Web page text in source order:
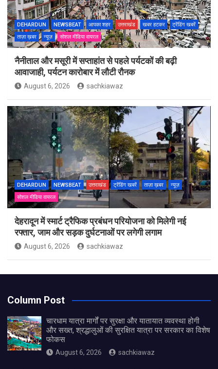
DEHARDUN NEWSBEAT आपका शहर उत्तराखंड खबर हटकर
ट्रेंडिंग खबरें
ताज़ा ख़बर
न्यूज़ सोशल मीडिया वायरल
नैनीताल और मसूरी में सप्ताहांत से पहले पर्यटकों की बढ़ी
आवाजाही, पर्यटन कारोबार में लौटी रौनक
August 6, 2026 sachkiawaz
DEHARDUN NEWSBEAT उत्तराखंड ट्रेंडिंग खबरें ताज़ा ख़बर
न्यूज़
सोशल मीडिया वायरल
देहरादून में स्मार्ट ट्रैफिक प्रबंधन परियोजना को मिलेगी नई
रफ्तार, जाम और सड़क दुर्घटनाओं पर लगेगी लगाम
August 6, 2026 sachkiawaz
Column Post
चारधाम यात्रा मार्गों पर सुरक्षा और यातायात व्यवस्था होगी
और सख्त, श्रद्धालुओं की सुरक्षित यात्रा पर सरकार का विशेष
फोकस
August 6, 2026 sachkiawaz